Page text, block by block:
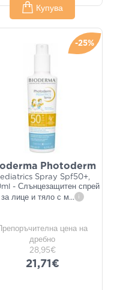
Купува
-25%
Photoderm
Spray Spf50+,
- Слънцезащитен спрей
за лице и тяло с м... i
Препоръчителна цена на
дребно
28,95€
21,71€